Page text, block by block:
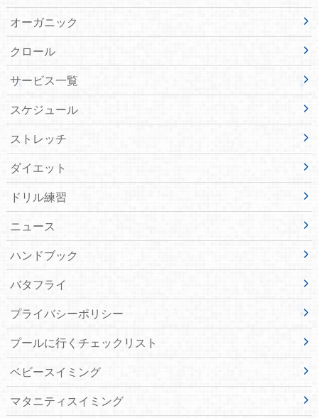
オーガニック
クロール
サービス一覧
スケジュール
ストレッチ
ダイエット
ドリル練習
ニュース
ハンドブック
バタフライ
プライバシーポリシー
プールに行くチェックリスト
ベビースイミング
マタニティスイミング